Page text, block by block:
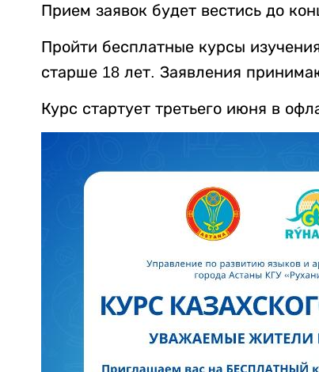
Прием заявок будет вестись до
Пройти бесплатные курсы
старше 18 лет. Заявления
Курс стартует третьего июня в